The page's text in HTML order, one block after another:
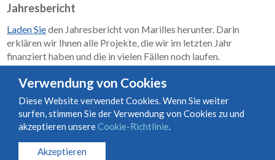
Jahresbericht
Laden Sieden Jahresbericht von Marilles herunter. Darin
erklären wir Ihnen alle Projekte, die wir im letzten Jahr
finanziert haben und die in vielen Fällen noch laufen.
Wirkungsbericht 2018–2023
Nutzungs- und Vertragsbedingungen
Cookie-Richtlinie
© Marilles Foundation
Verwendung von Cookies
Diese Website verwendet Cookies. Wenn Sie weiter
surfen, stimmen Sie der Verwendung von Cookies zu und
akzeptieren unsereCookie-Richtlinie.
Akzeptieren